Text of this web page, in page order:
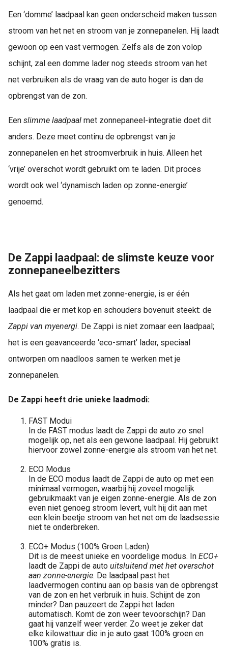
Een ‘domme’ laadpaal kan geen onderscheid maken tussen
stroom van het net en stroom van je zonnepanelen. Hij laadt
gewoon op een vast vermogen. Zelfs als de zon volop
schijnt, zal een domme lader nog steeds stroom van het
net verbruiken als de vraag van de auto hoger is dan de
opbrengst van de zon.
Een slimme laadpaal met zonnepaneel-integratie doet dit
anders. Deze meet continu de opbrengst van je
zonnepanelen en het stroomverbruik in huis. Alleen het
‘vrije’ overschot wordt gebruikt om te laden. Dit proces
wordt ook wel ‘dynamisch laden op zonne-energie’
genoemd.
De Zappi laadpaal: de slimste keuze voor
zonnepaneelbezitters
Als het gaat om laden met zonne-energie, is er één
laadpaal die er met kop en schouders bovenuit steekt: de
Zappi van myenergi. De Zappi is niet zomaar een laadpaal;
het is een geavanceerde ‘eco-smart’ lader, speciaal
ontworpen om naadloos samen te werken met je
zonnepanelen.
De Zappi heeft drie unieke laadmodi:
FAST Modui
In de FAST modus laadt de Zappi de auto zo snel
mogelijk op, net als een gewone laadpaal. Hij gebruikt
hiervoor zowel zonne-energie als stroom van het net.
ECO Modus
In de ECO modus laadt de Zappi de auto op met een
minimaal vermogen, waarbij hij zoveel mogelijk
gebruikmaakt van je eigen zonne-energie. Als de zon
even niet genoeg stroom levert, vult hij dit aan met
een klein beetje stroom van het net om de laadsessie
niet te onderbreken.
ECO+ Modus (100% Groen Laden)
Dit is de meest unieke en voordelige modus. In ECO+
laadt de Zappi de auto uitsluitend met het overschot
aan zonne-energie. De laadpaal past het
laadvermogen continu aan op basis van de opbrengst
van de zon en het verbruik in huis. Schijnt de zon
minder? Dan pauzeert de Zappi het laden
automatisch. Komt de zon weer tevoorschijn? Dan
gaat hij vanzelf weer verder. Zo weet je zeker dat
elke kilowattuur die in je auto gaat 100% groen en
100% gratis is.